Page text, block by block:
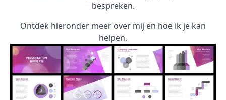
bespreken.
Ontdek hieronder meer over mij en hoe ik je kan
helpen.